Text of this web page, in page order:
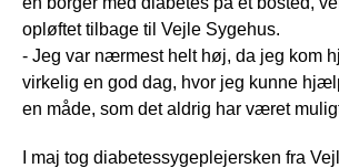
opløftet tilbage til Vejle Sygehus.
- Jeg var nærmest helt høj, da jeg kom
virkelig en god dag, hvor jeg kunne
en måde, som det aldrig har været
I maj tog diabetessygeplejersken fra